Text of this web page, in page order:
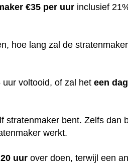
€35 per uur inclusief
hoe lang zal de
uur voltooid, of zal heteen dag
stratenmaker bent. Zelfs dan
werkt.
20 uur over doen, terwijl een